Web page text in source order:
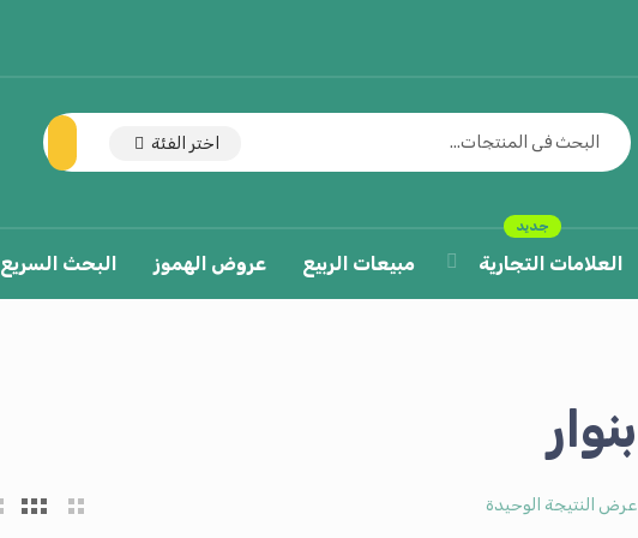
اختر الفئة
العلامات التجارية
جديد
مبيعات الربيع عروض الهموز البحث السريع
بنوار
عرض النتيجة الوحيدة